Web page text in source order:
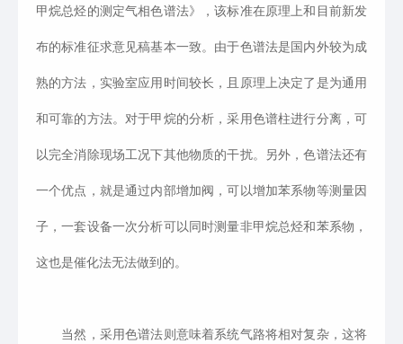
甲烷总烃的测定气相色谱法》，该标准在原理上和目前新发
布的标准征求意见稿基本一致。由于色谱法是国内外较为成
熟的方法，实验室应用时间较长，且原理上决定了是为通用
和可靠的方法。对于甲烷的分析，采用色谱柱进行分离，可
以完全消除现场工况下其他物质的干扰。另外，色谱法还有
一个优点，就是通过内部增加阀，可以增加苯系物等测量因
子，一套设备一次分析可以同时测量非甲烷总烃和苯系物，
这也是催化法无法做到的。
当然，采用色谱法则意味着系统气路将相对复杂，这将